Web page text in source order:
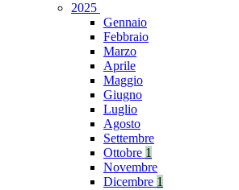
2025
Gennaio
Febbraio
Marzo
Aprile
Maggio
Giugno
Luglio
Agosto
Settembre
Ottobre 1
Novembre
Dicembre 1